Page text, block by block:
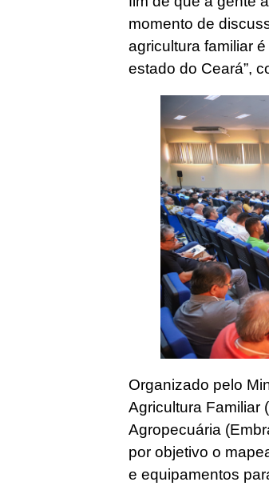
momento de
agricultura familiar
estado do Ceará”,
Organizado pelo
Agricultura Familiar
Agropecuária
por objetivo o
e equipamentos